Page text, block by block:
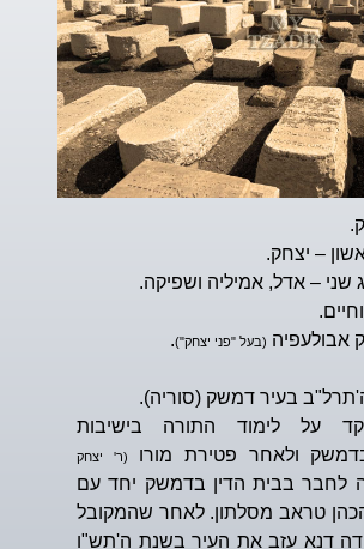
– יצחק.
שני – אדל, אמיליה ושפיקה.
אבולעפיה (בעל "פני יצחק").
בעיר דמשק (סוריה).
על לימוד התורה בישיבות
ולאחר פטירת מורו
(ר' יצחק
לחבר בבית הדין בדמשק יחד עם
טראב מסלתון. לאחר שהמקובל
דנא עזב את העיר בשנת ה'תש"ו